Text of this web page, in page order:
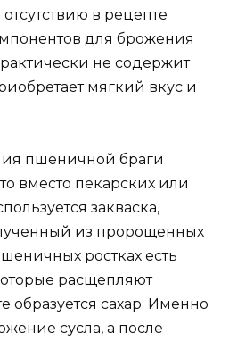
в рецепте
для брожения
не содержит
мягкий вкус и
пшеничной браги
вместо пекарских или
закваска,
из пророщенных
ростках есть
расщепляют
образуется сахар. Именно
сусла, а после